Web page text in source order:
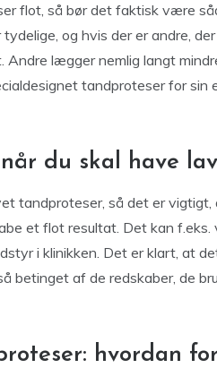
flot, så bør det faktisk være
og hvis der er andre,
Andre lægger nemlig langt
tandproteser for sin
du skal have
tandproteser, så det er vigtigt,
et flot resultat. Det kan
i klinikken. Det er klart, at
betinget af de redskaber, de
hvordan